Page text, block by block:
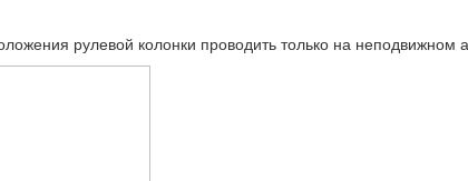
рулевой колонки проводить только на неподвижном